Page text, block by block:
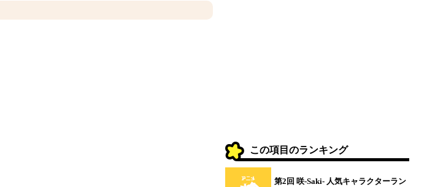
この項目のランキング
第2回 咲-Saki- 人気キャラクターラン